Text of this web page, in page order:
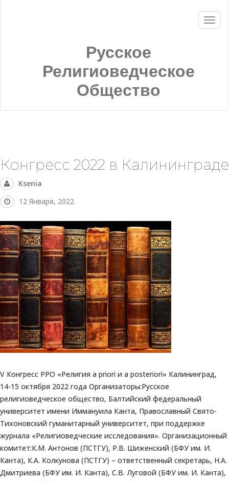
Русское
Религиоведческое
Общество
Конгресс 2022 в Калининграде
Ksenia
12 Января, 2022
V Конгресс РРО «Религия a priori и a posteriori» Калининград,
14-15 октября 2022 года Организаторы:Русское
религиоведческое общество, Балтийский федеральный
университет имени Иммануила Канта, Православный Свято-
Тихоновский гуманитарный университет, при поддержке
журнала «Религиоведческие исследования». Организационный
комитет:К.М. Антонов (ПСТГУ), Р.В. Шиженский (БФУ им. И.
Канта), К.А. Колкунова (ПСТГУ) – ответственный секретарь, Н.А.
Дмитриева (БФУ им. И. Канта), С.В. Луговой (БФУ им. И. Канта),